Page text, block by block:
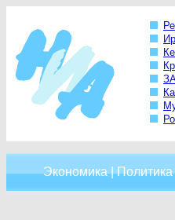
Экономика|Политика